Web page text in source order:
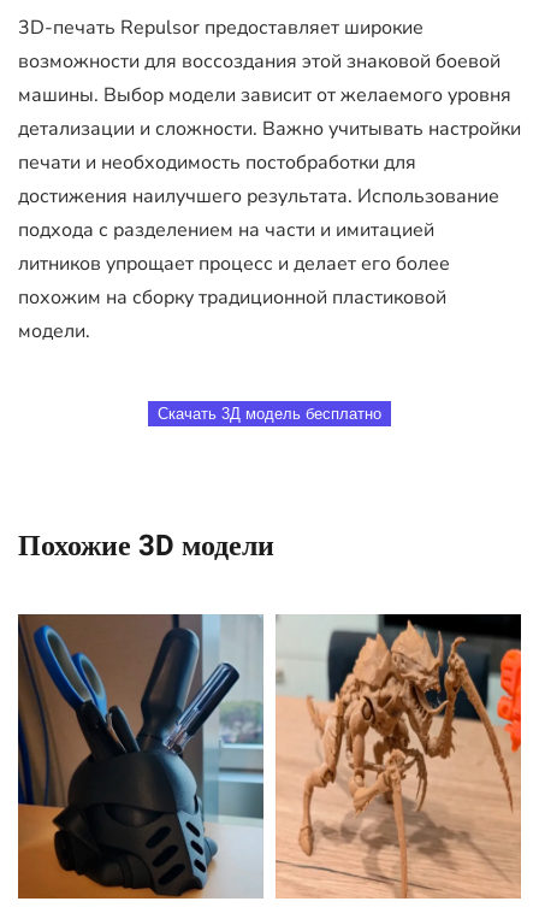
3D-печать Repulsor предоставляет широкие
возможности для воссоздания этой знаковой боевой
машины. Выбор модели зависит от желаемого уровня
детализации и сложности. Важно учитывать настройки
печати и необходимость постобработки для
достижения наилучшего результата. Использование
подхода с разделением на части и имитацией
литников упрощает процесс и делает его более
похожим на сборку традиционной пластиковой
модели.
Скачать 3Д модель бесплатно
Похожие 3D модели